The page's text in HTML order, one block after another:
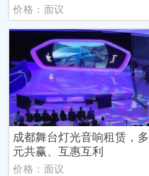
价格：面议
成都舞台灯光音响租赁，多
元共赢、互惠互利
价格：面议